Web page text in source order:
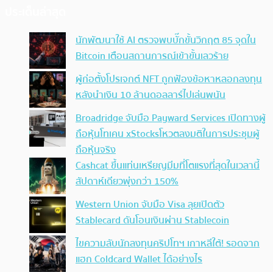
นักพัฒนาใช้ AI ตรวจพบบั๊กขั้นวิกฤต 85 จุดใน
Bitcoin เตือนสถานการณ์เข้าขั้นเลวร้าย
ผู้ก่อตั้งโปรเจกต์ NFT ถูกฟ้องข้อหาหลอกลงทุน
หลังนำเงิน 10 ล้านดอลลาร์ไปเล่นพนัน
Broadridge จับมือ Payward Services เปิดทางผู้
ถือหุ้นโทเคน xStocksโหวตลงมติในการประชุมผู้
ถือหุ้นจริง
Cashcat ขึ้นแท่นเหรียญมีมที่โตแรงที่สุดในเวลานี้
สัปดาห์เดียวพุ่งกว่า 150%
Western Union จับมือ Visa ลุยเปิดตัว
Stablecard ดันโอนเงินผ่าน Stablecoin
ไขความลับนักลงทุนคริปโทฯ เกาหลีใต้! รอดจาก
แฮก Coldcard Wallet ได้อย่างไร